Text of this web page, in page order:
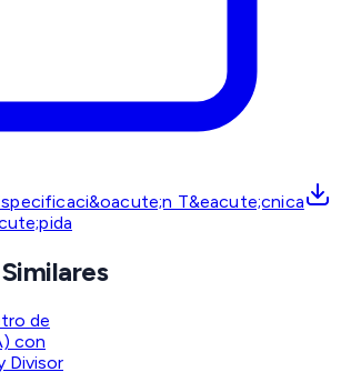
T&eacute;cnica